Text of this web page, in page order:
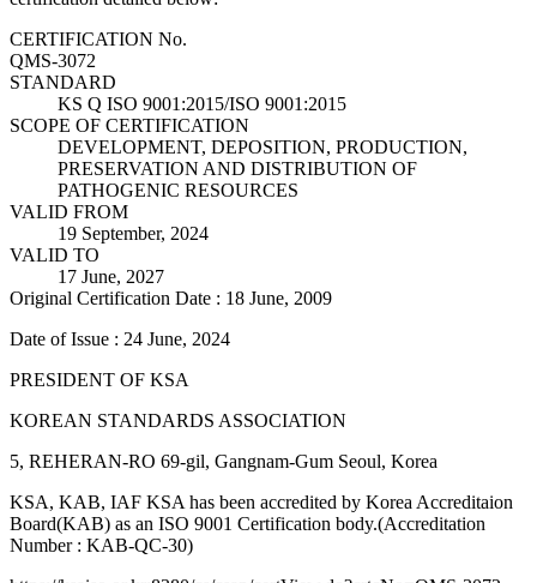
CERTIFICATION No.
QMS-3072
STANDARD
KS Q ISO 9001:2015/ISO 9001:2015
SCOPE OF CERTIFICATION
DEVELOPMENT, DEPOSITION, PRODUCTION,
PRESERVATION AND DISTRIBUTION OF
PATHOGENIC RESOURCES
VALID FROM
19 September, 2024
VALID TO
17 June, 2027
Original Certification Date : 18 June, 2009
Date of Issue : 24 June, 2024
PRESIDENT OF KSA
KOREAN STANDARDS ASSOCIATION
5, REHERAN-RO 69-gil, Gangnam-Gum Seoul, Korea
KSA, KAB, IAF KSA has been accredited by Korea Accreditaion
Board(KAB) as an ISO 9001 Certification body.(Accreditation
Number : KAB-QC-30)